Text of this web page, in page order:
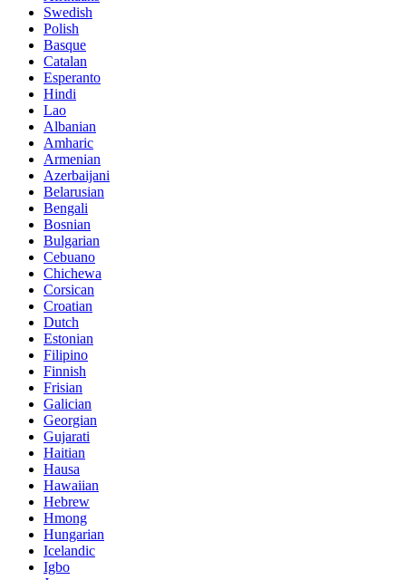
Swedish
Polish
Basque
Catalan
Esperanto
Hindi
Lao
Albanian
Amharic
Armenian
Azerbaijani
Belarusian
Bengali
Bosnian
Bulgarian
Cebuano
Chichewa
Corsican
Croatian
Dutch
Estonian
Filipino
Finnish
Frisian
Galician
Georgian
Gujarati
Haitian
Hausa
Hawaiian
Hebrew
Hmong
Hungarian
Icelandic
Igbo